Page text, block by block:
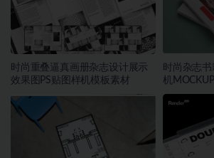
时尚重叠逼真画册杂志设计展示
效果图PS贴图样机模板素材
时尚杂志
机